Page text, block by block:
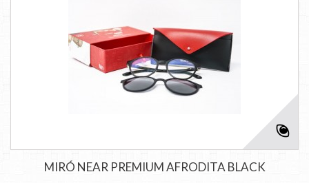
MIRÓ NEAR PREMIUM AFRODITA BLACK